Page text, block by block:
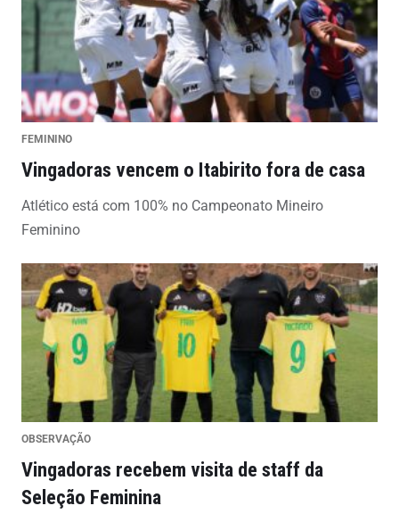
FEMININO
Vingadoras vencem o Itabirito fora de casa
Atlético está com 100% no Campeonato Mineiro
Feminino
OBSERVAÇÃO
Vingadoras recebem visita de staff da
Seleção Feminina